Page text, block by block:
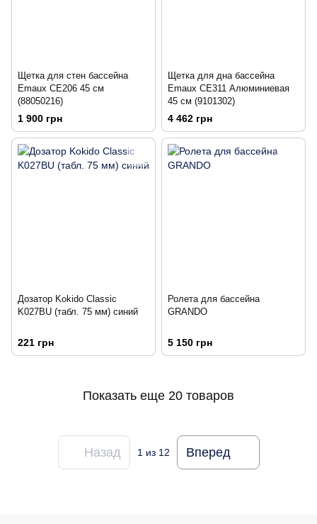
Щетка для стен бассейна
Emaux CE206 45 см
(88050216)
1 900 грн
Щетка для дна бассейна
Emaux CE311 Алюминиевая
45 см (9101302)
4 462 грн
Дозатор Kokido Classic
K027BU (табл. 75 мм) синий
221 грн
Ролета для бассейна
GRANDO
5 150 грн
Показать еще 20 товаров
Назад 1 из 12 Вперед